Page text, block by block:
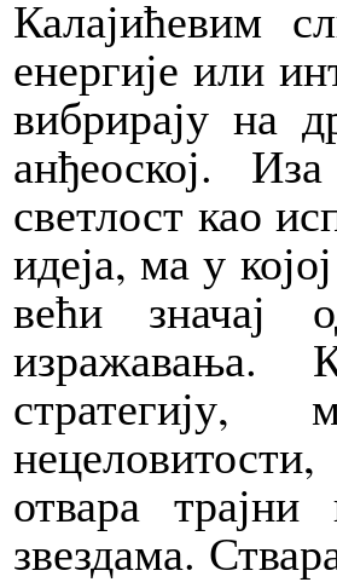
Калајићевим
енергије или
вибрирају на
анђеоској.
светлост као
идеја, ма у
већи значај
изражавања.
стратегију,
отвара
звездама.